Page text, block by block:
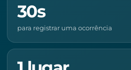
30s
para registrar uma ocorrência